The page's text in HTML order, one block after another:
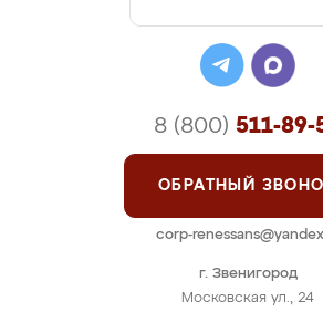
г. Звенигород
Московская ул., 24
8 (800) 511-89-
ОБРАТНЫЙ
corp-